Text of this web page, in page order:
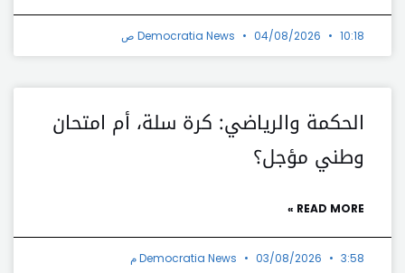
Democratia News 04/08/2026 10:18 ص
الحكمة والرياضي: كرة سلة، أم امتحان
وطني مؤجل؟
READ MORE »
Democratia News 03/08/2026 3:58 م